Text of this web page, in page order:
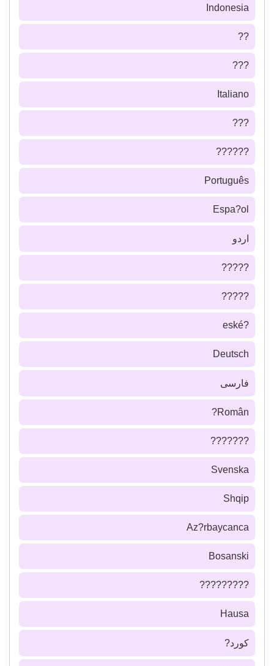
Indonesia
??
???
Italiano
???
??????
Português
Espa?ol
اردو
?????
?????
?eské
Deutsch
فارسى
Român?
???????
Svenska
Shqip
Az?rbaycanca
Bosanski
?????????
Hausa
كورد?